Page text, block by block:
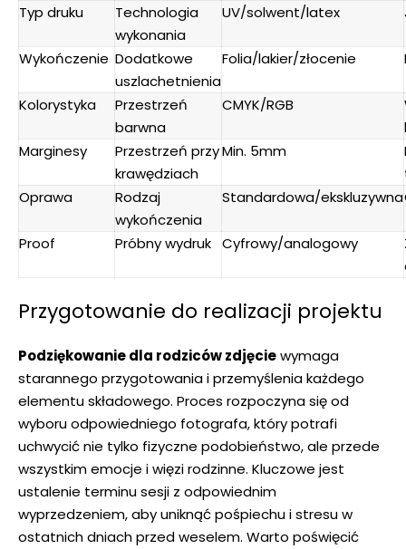
Typ druku
Technologia
wykonania
UV/solwent/latex
Wykończenie Dodatkowe
uszlachetnienia
Folia/lakier/złocenie
Kolorystyka
Przestrzeń
barwna
CMYK/RGB
Marginesy
Przestrzeń przy
krawędziach
Min. 5mm
Oprawa
Rodzaj
wykończenia
Standardowa/ekskluzywna
Proof Próbny wydruk Cyfrowy/analogowy
Przygotowanie do realizacji projektu
Podziękowanie dla rodziców zdjęciewymaga
starannego przygotowania i przemyślenia każdego
elementu składowego. Proces rozpoczyna się od
wyboru odpowiedniego fotografa, który potrafi
uchwycić nie tylko fizyczne podobieństwo, ale przede
wszystkim emocje i więzi rodzinne. Kluczowe jest
ustalenie terminu sesji z odpowiednim
wyprzedzeniem, aby uniknąć pośpiechu i stresu w
ostatnich dniach przed weselem. Warto poświęcić